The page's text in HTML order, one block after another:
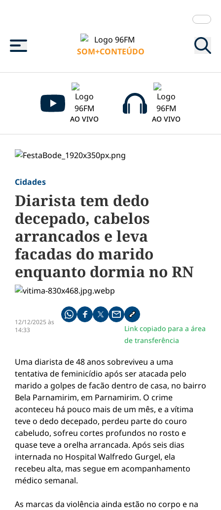
Menu
SOM+CONTEÚDO
AO VIVO AO VIVO
Cidades
Diarista tem dedo
decepado, cabelos
arrancados e leva
facadas do marido
enquanto dormia no RN
12/12/2025 às
14:33
Compartilhe pelo whatsapp
Compartilhar no facebook
Compartilhar no twitter
Compartilhe pelo email
Copiar link da notícia
Link copiado para a área
de transferência
Uma diarista de 48 anos sobreviveu a uma
tentativa de feminicídio após ser atacada pelo
marido a golpes de facão dentro de casa, no bairro
Bela Parnamirim, em Parnamirim. O crime
aconteceu há pouco mais de um mês, e a vítima
teve o dedo decepado, perdeu parte do couro
cabeludo, sofreu cortes profundos no rosto e
quase teve a orelha arrancada. Após seis dias
internada no Hospital Walfredo Gurgel, ela
recebeu alta, mas segue em acompanhamento
médico semanal.
As marcas da violência ainda estão no corpo e na